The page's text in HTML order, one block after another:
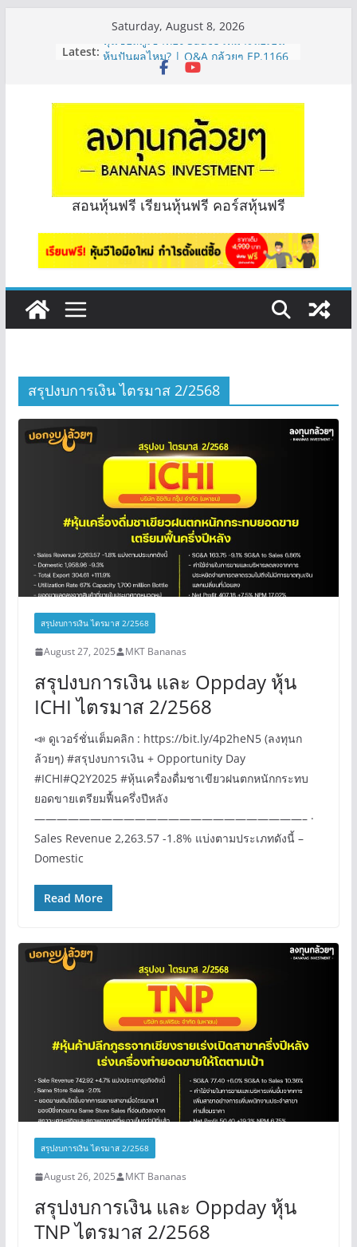
Saturday, August 8, 2026
Latest: หุ้นซอสภูเขาทอง Sauce เหมาะถือเป็น
หุ้นปันผลไหม? | Q&A กล้วยๆ EP.1166
ดี? | Q&A กล้วยๆ EP.1165
รีวิวงบกลุ่ม Bank หุ้นไหนเหมาะถือเอา
“ปันผล” | EP.175
จะเลือกหุ้นแต่ละตัว ต้องดู Short –
Long ของหุ้นตัวนั้นๆไหมคะ? | Q&A
กล้วยๆ EP.1164
Hot Topic! อัปเดทงบ สื่อสาร, ค้าปลีก
ตัวไหนเหมาะถือเอาปันผล? | Hot Topic
สอนหุ้นฟรี เรียนหุ้นฟรี คอร์สหุ้นฟรี
สรุปงบการเงิน ไตรมาส 2/2568
สรุปงบการเงิน ไตรมาส 2/2568
August 27, 2025 MKT Bananas
สรุปงบการเงิน และ Oppday หุ้น
ICHI ไตรมาส 2/2568
📣 ดูเวอร์ชั่นเต็มคลิก : https://bit.ly/4p2heN5 (ลงทุนก
ล้วยๆ) #สรุปงบการเงิน + Opportunity Day
#ICHI#Q2Y2025 #หุ้นเครื่องดื่มชาเขียวฝนตกหนักกระทบ
ยอดขายเตรียมฟื้นครึ่งปีหลัง
————————————————————————– ·
Sales Revenue 2,263.57 -1.8% แบ่งตามประเภทดังนี้ –
Domestic
Read More
สรุปงบการเงิน ไตรมาส 2/2568
August 26, 2025 MKT Bananas
สรุปงบการเงิน และ Oppday หุ้น
TNP ไตรมาส 2/2568